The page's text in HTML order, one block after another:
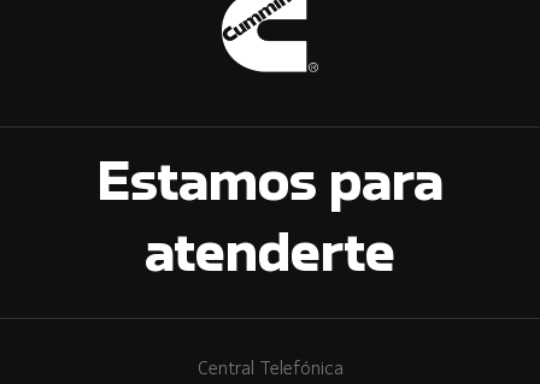
Estamos para
atenderte
Central Telefónica